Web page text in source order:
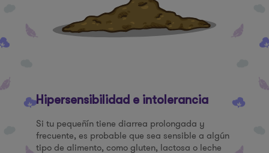
Hipersensibilidad e intolerancia
Si tu pequeñín tiene diarrea prolongada y
frecuente, es probable que sea sensible a algún
tipo de alimento, como gluten, lactosa o leche